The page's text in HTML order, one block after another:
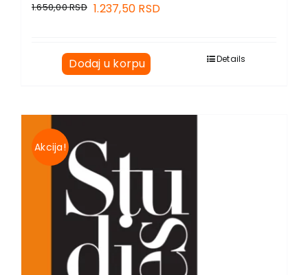
1.650,00RSD 1.237,50 RSD
Dodaj u korpu Details
Akcija!